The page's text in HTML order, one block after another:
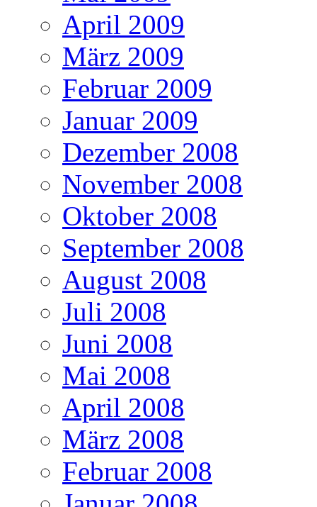
April 2009
März 2009
Februar 2009
Januar 2009
Dezember 2008
November 2008
Oktober 2008
September 2008
August 2008
Juli 2008
Juni 2008
Mai 2008
April 2008
März 2008
Februar 2008